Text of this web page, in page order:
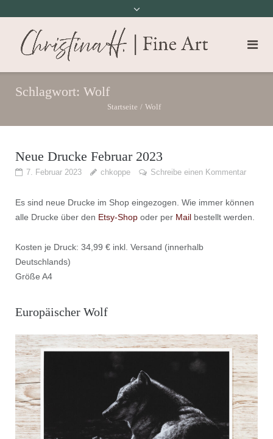
Schlagwort: Wolf
Startseite / Wolf
Neue Drucke Februar 2023
7. Februar 2023 chkoppe Schreibe einen Kommentar
Es sind neue Drucke im Shop eingezogen. Wie immer können
alle Drucke über den Etsy-Shopoder per Mailbestellt werden.
Kosten je Druck: 34,99 € inkl. Versand (innerhalb
Deutschlands)
Größe A4
Europäischer Wolf